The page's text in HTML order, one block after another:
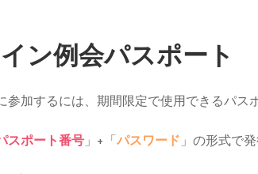
ン例会パスポート
参加するには、期間限定で使用できるパス
スポート番号 」+「 パスワード 」の形式で